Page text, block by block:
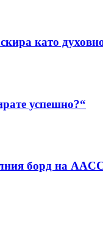
като
успешно?“
борд на